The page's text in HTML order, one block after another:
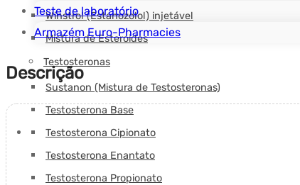
Winstrol (Estanozolol) injetável
Mistura de Esteroides
Testosteronas
Sustanon (Mistura de Testosteronas)
Testosterona Base
Testosterona Cipionato
Testosterona Enantato
Testosterona Propionato
Euro-
Pharmacies
Teste de laboratório
Armazém Euro-Pharmacies
Descrição